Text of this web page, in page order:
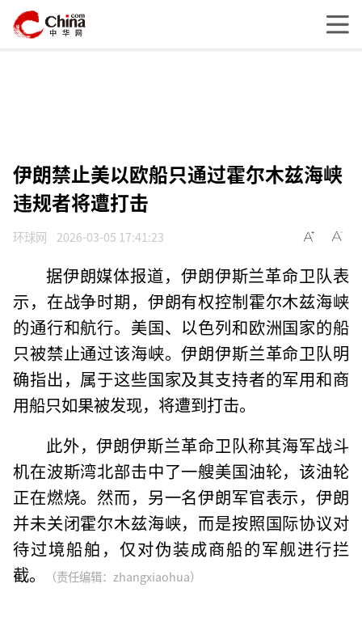
伊朗禁止美以欧船只通过霍尔木兹海峡
违规者将遭打击
环球网 2026-03-05 17:41:23
据伊朗媒体报道，伊朗伊斯兰革命卫队表
示，在战争时期，伊朗有权控制霍尔木兹海峡
的通行和航行。美国、以色列和欧洲国家的船
只被禁止通过该海峡。伊朗伊斯兰革命卫队明
确指出，属于这些国家及其支持者的军用和商
用船只如果被发现，将遭到打击。
此外，伊朗伊斯兰革命卫队称其海军战斗
机在波斯湾北部击中了一艘美国油轮，该油轮
正在燃烧。然而，另一名伊朗军官表示，伊朗
并未关闭霍尔木兹海峡，而是按照国际协议对
待过境船舶，仅对伪装成商船的军舰进行拦
截。
（责任编辑：zhangxiaohua）